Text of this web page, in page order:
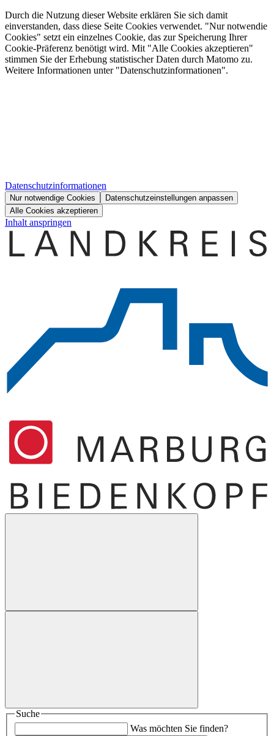
Durch die Nutzung dieser Website erklären Sie sich damit
einverstanden, dass diese Seite Cookies verwendet. "Nur notwendie
Cookies" setzt ein einzelnes Cookie, das zur Speicherung Ihrer
Cookie-Präferenz benötigt wird. Mit "Alle Cookies akzeptieren"
stimmen Sie der Erhebung statistischer Daten durch Matomo zu.
Weitere Informationen unter "Datenschutzinformationen".
Datenschutzinformationen
Nur notwendige Cookies
Datenschutzeinstellungen anpassen
Alle Cookies akzeptieren
Inhalt anspringen
Suche
Was möchten Sie finden?